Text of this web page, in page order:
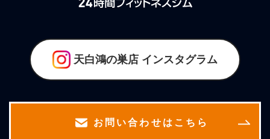
天白鴻の巣店 インスタグラム
お問い合わせはこちら